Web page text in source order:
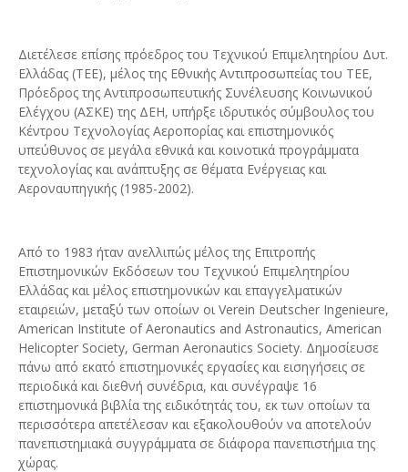
Διετέλεσε επίσης πρόεδρος του Τεχνικού Επιμελητηρίου Δυτ.
Ελλάδας (ΤΕΕ), μέλος της Εθνικής Αντιπροσωπείας του ΤΕΕ,
Πρόεδρος της Αντιπροσωπευτικής Συνέλευσης Κοινωνικού
Ελέγχου (ΑΣΚΕ) της ΔΕΗ, υπήρξε ιδρυτικός σύμβουλος του
Κέντρου Τεχνολογίας Αεροπορίας και επιστημονικός
υπεύθυνος σε μεγάλα εθνικά και κοινοτικά προγράμματα
τεχνολογίας και ανάπτυξης σε θέματα Ενέργειας και
Αεροναυπηγικής (1985-2002).
Από το 1983 ήταν ανελλιπώς μέλος της Επιτροπής
Επιστημονικών Εκδόσεων του Τεχνικού Επιμελητηρίου
Ελλάδας και μέλος επιστημονικών και επαγγελματικών
εταιρειών, μεταξύ των οποίων οι Verein Deutscher Ingenieure,
American Institute of Aeronautics and Astronautics, American
Helicopter Society, German Aeronautics Society. Δημοσίευσε
πάνω από εκατό επιστημονικές εργασίες και εισηγήσεις σε
περιοδικά και διεθνή συνέδρια, και συνέγραψε 16
επιστημονικά βιβλία της ειδικότητάς του, εκ των οποίων τα
περισσότερα απετέλεσαν και εξακολουθούν να αποτελούν
πανεπιστημιακά συγγράμματα σε διάφορα πανεπιστήμια της
χώρας.